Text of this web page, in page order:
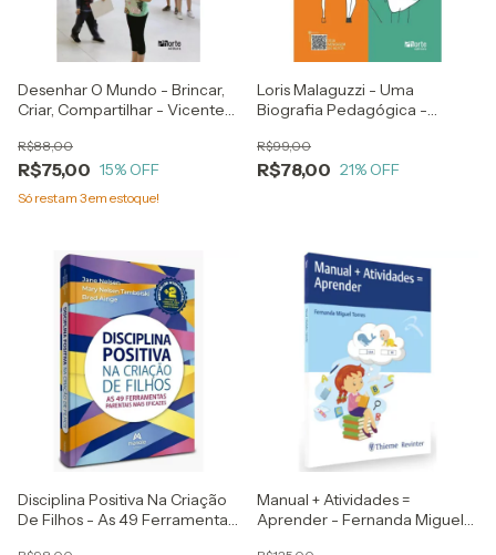
Desenhar O Mundo - Brincar,
Criar, Compartilhar - Vicente
R$75,00
R$88,00
15% OFF
Só restam 3em estoque!
Loris Malaguzzi - Uma
Biografia Pedagógica -
R$78,00
R$99,00
21% OFF
Disciplina Positiva Na Criação
De Filhos - As 49 Ferramentas
Manual + Atividades =
Aprender - Fernanda Miguel